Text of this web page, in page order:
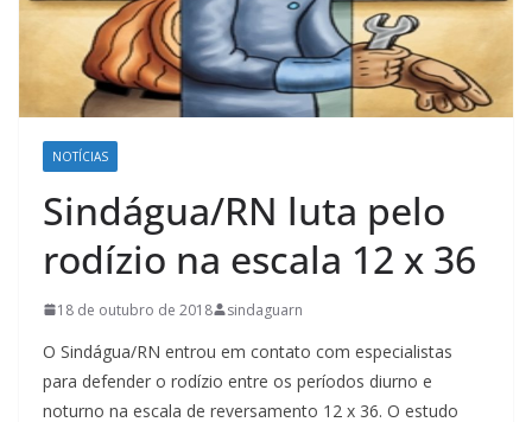
NOTÍCIAS
Sindágua/RN luta pelo
rodízio na escala 12 x 36
18 de outubro de 2018 sindaguarn
O Sindágua/RN entrou em contato com especialistas
para defender o rodízio entre os períodos diurno e
noturno na escala de reversamento 12 x 36. O estudo